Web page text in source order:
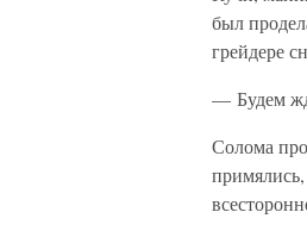
был
грейдере
— Будем
Солома